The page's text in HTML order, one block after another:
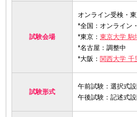
試験会場
オンライン受検・
*全国：オンライン
*東京：東京大学
*名古屋：調整中
*大阪： 関西大学 千
試験形式
午前試験：選択式
午後試験：記述式